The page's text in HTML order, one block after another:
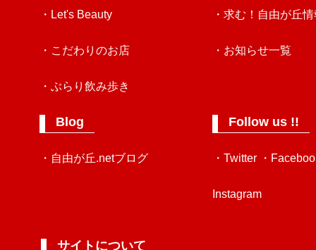
・Let's Beauty
・こだわりのお店
・ぶらり飲み歩き
Blog
・自由が丘.netブログ
・求む！自由が丘
・お知らせ一覧
Follow us !!
・Twitter ・
Instagram
サイトについて